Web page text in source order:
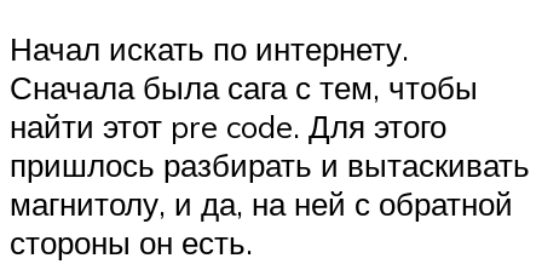
Начал искать по интернету.
Сначала была сага с тем, чтобы
найти этот pre code. Для этого
пришлось разбирать и вытаскивать
магнитолу, и да, на ней с обратной
стороны он есть.